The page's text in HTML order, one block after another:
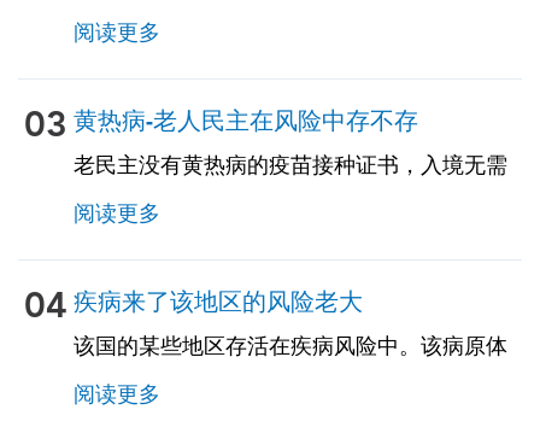
种为香港量身定制的旅行相关疫苗接种。见下
文！
阅读更多
03 黄热病-老人民主在风险中存不存
老民主没有黄热病的疫苗接种证书，入境无需
官方的黄热病疫苗接种证书。但是，你来自黄
热病的国家，那么可能需要疫苗接种证书。请
咨询我们的专家了解更多详情。
阅读更多
04 疾病来了该地区的风险老大
该国的某些地区存活在疾病风险中。该病原体
是通过特定的虫子传说直播，对于居住在疾病
风险地区的人来说，预防至关重要，因为这种
阅读更多